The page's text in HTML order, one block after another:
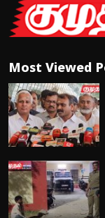
Most Viewed